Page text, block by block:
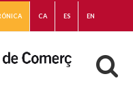
CA ES EN